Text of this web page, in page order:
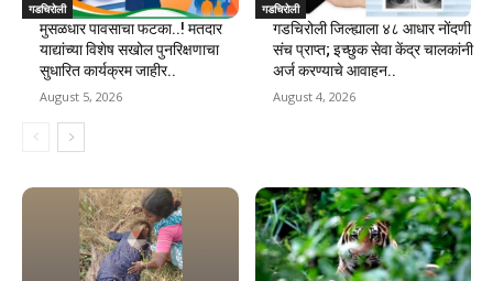
गडचिरोली
मुसळधार पावसाचा फटका..! मतदार
याद्यांच्या विशेष सखोल पुनरिक्षणाचा
सुधारित कार्यक्रम जाहीर..
August 5, 2026
गडचिरोली
गडचिरोली जिल्ह्याला ४८ आधार नोंदणी
संच प्राप्त; इच्छुक सेवा केंद्र चालकांनी
अर्ज करण्याचे आवाहन..
August 4, 2026